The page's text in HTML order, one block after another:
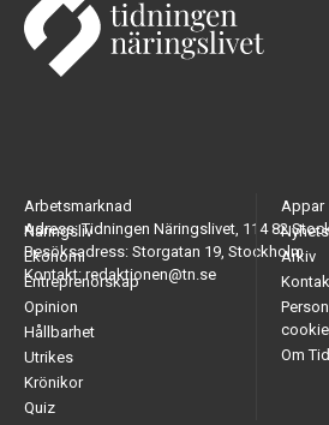
Adress: Tidningen Näringslivet, 114 82
Besöksadress: Storgatan 19, Stockholm
Kontakt: redaktionen@tn.se
Arbetsmarknad
Näringsliv
Ekonomi
Entreprenörskap
Opinion
Hållbarhet
Utrikes
Krönikor
Quiz
Appar
Arkiv
Om